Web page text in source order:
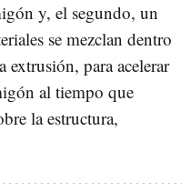
y, el segundo, un
se mezclan dentro
extrusión, para acelerar
al tiempo que
la estructura,